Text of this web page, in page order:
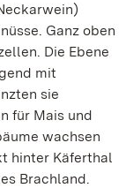
Ganz oben
Die Ebene
mit
sie
für Mais und
wachsen
hinter Käferthal
Brachland.